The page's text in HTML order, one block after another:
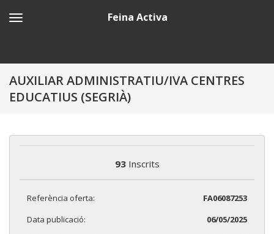
Feina Activa
AUXILIAR ADMINISTRATIU/IVA CENTRES
EDUCATIUS (SEGRIÀ)
93Inscrits
Referència oferta:
FA06087253
Data publicació:
06/05/2025